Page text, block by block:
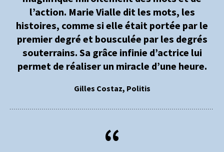
l’action. Marie Vialle dit les mots, les
histoires, comme si elle était portée par le
premier degré et bousculée par les degrés
souterrains. Sa grâce infinie d’actrice lui
permet de réaliser un miracle d’une heure.
Gilles Costaz, Politis